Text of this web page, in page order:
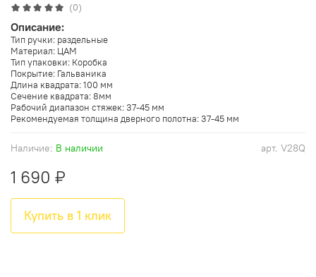
(0)
арт. V28Q
Наличие: В наличии
1 690 ₽
Купить в 1 клик
Описание:
Тип ручки: раздельные
Материал: ЦАМ
Тип упаковки: Коробка
Покрытие: Гальваника
Длина квадрата: 100 мм
Сечение квадрата: 8мм
Рабочий диапазон стяжек: 37-45 мм
Рекомендуемая толщина дверного полотна: 37-45 мм